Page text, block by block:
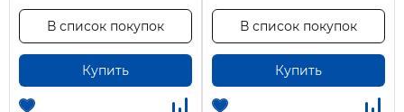
Купить
В список покупок
Купить
В список покупок